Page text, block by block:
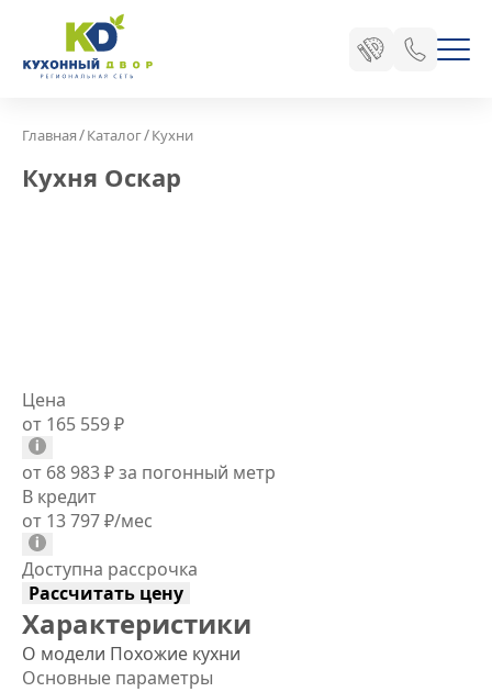
Главная/Каталог/Кухни
Кухня Оскар
Цена
от 165 559₽
от 68 983₽за погонный метр
В кредит
от 13 797₽/мес
Доступна рассрочка
Рассчитать цену
Характеристики
О модели Похожие кухни
Основные параметры